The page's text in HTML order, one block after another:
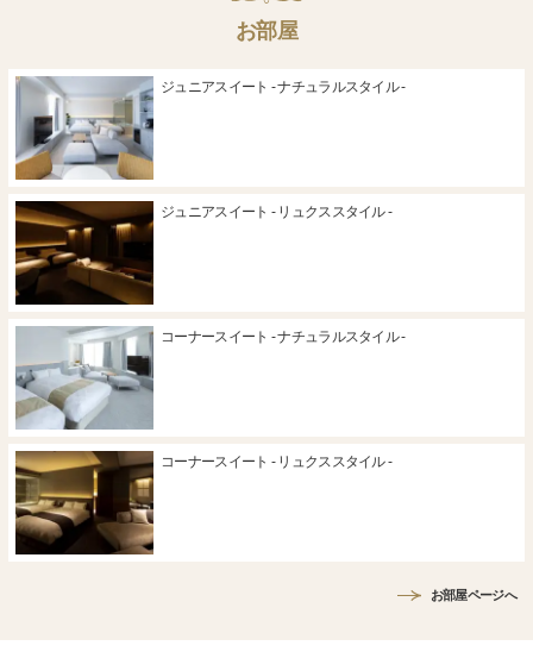
お部屋
ジュニアスイート - ナチュラルスタイル -
ジュニアスイート - リュクススタイル -
コーナースイート - ナチュラルスタイル -
コーナースイート - リュクススタイル -
お部屋ページへ